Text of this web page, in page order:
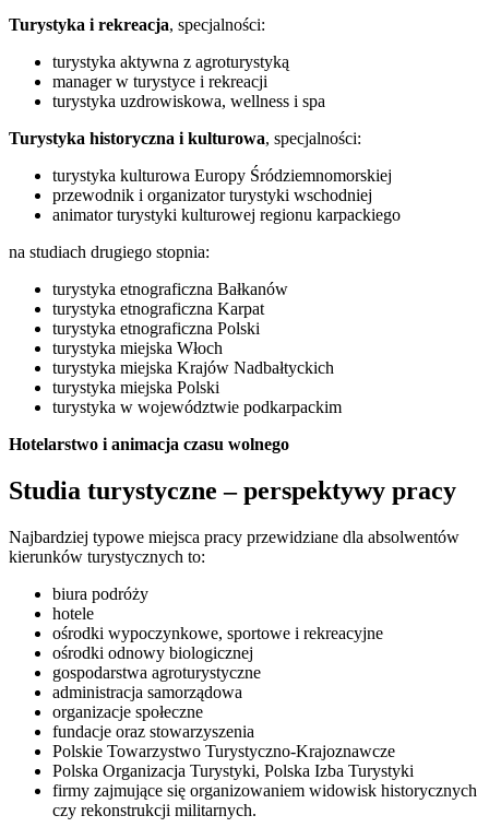
Turystyka i rekreacja, specjalności:
turystyka aktywna z agroturystyką
manager w turystyce i rekreacji
turystyka uzdrowiskowa, wellness i spa
Turystyka historyczna i kulturowa, specjalności:
turystyka kulturowa Europy Śródziemnomorskiej
przewodnik i organizator turystyki wschodniej
animator turystyki kulturowej regionu karpackiego
na studiach drugiego stopnia:
turystyka etnograficzna Bałkanów
turystyka etnograficzna Karpat
turystyka etnograficzna Polski
turystyka miejska Włoch
turystyka miejska Krajów Nadbałtyckich
turystyka miejska Polski
turystyka w województwie podkarpackim
Hotelarstwo i animacja czasu wolnego
Studia turystyczne – perspektywy pracy
Najbardziej typowe miejsca pracy przewidziane dla absolwentów
kierunków turystycznych to:
biura podróży
hotele
ośrodki wypoczynkowe, sportowe i rekreacyjne
ośrodki odnowy biologicznej
gospodarstwa agroturystyczne
administracja samorządowa
organizacje społeczne
fundacje oraz stowarzyszenia
Polskie Towarzystwo Turystyczno-Krajoznawcze
Polska Organizacja Turystyki, Polska Izba Turystyki
firmy zajmujące się organizowaniem widowisk historycznych
czy rekonstrukcji militarnych.